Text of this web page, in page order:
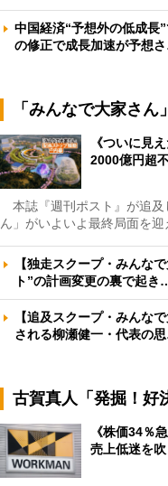
中国経済“予想外の低成
の修正で成長加速が予想
「みんなで大家さ
《ついに見
2000億円超
本誌『週刊ポスト』が追及
ん」がいよいよ最終局面を迎
【独走スクープ・みんな
ト”の計画変更の裏で起き
【追及スクープ・みんな
される柳瀬健一・代表の
古賀真人「発掘！好
《株価34％
売上低迷を